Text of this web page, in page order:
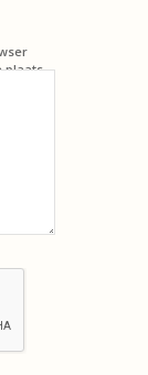
plaats.